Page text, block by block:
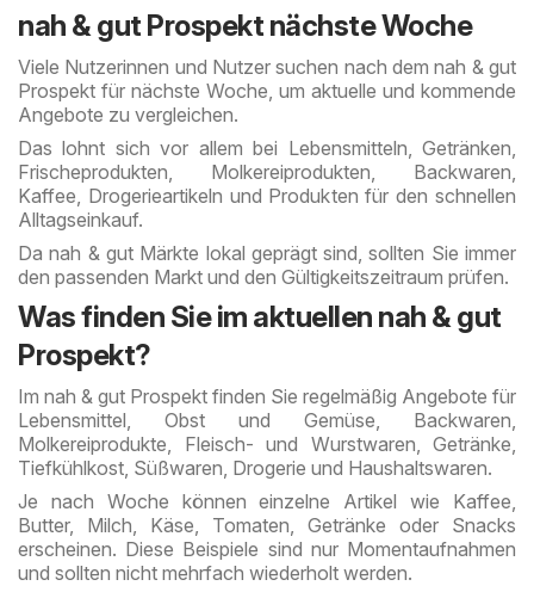
nah & gut Prospekt nächste Woche
Viele Nutzerinnen und Nutzer suchen nach dem nah & gut
Prospekt für nächste Woche, um aktuelle und kommende
Angebote zu vergleichen.
Das lohnt sich vor allem bei Lebensmitteln, Getränken,
Frischeprodukten, Molkereiprodukten, Backwaren,
Kaffee, Drogerieartikeln und Produkten für den schnellen
Alltagseinkauf.
Da nah & gut Märkte lokal geprägt sind, sollten Sie immer
den passenden Markt und den Gültigkeitszeitraum prüfen.
Was finden Sie im aktuellen nah & gut
Prospekt?
Im nah & gut Prospekt finden Sie regelmäßig Angebote für
Lebensmittel, Obst und Gemüse, Backwaren,
Molkereiprodukte, Fleisch- und Wurstwaren, Getränke,
Tiefkühlkost, Süßwaren, Drogerie und Haushaltswaren.
Je nach Woche können einzelne Artikel wie Kaffee,
Butter, Milch, Käse, Tomaten, Getränke oder Snacks
erscheinen. Diese Beispiele sind nur Momentaufnahmen
und sollten nicht mehrfach wiederholt werden.